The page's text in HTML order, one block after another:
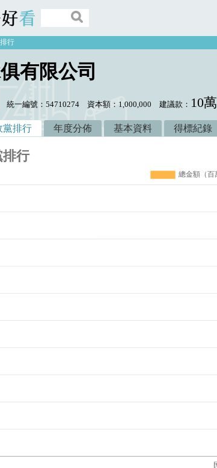
行
有限公司
統一編號：54710274 資本額：1,000,000 建議款： 10萬
黨排行 年度分佈 基本資料 得標紀錄
行